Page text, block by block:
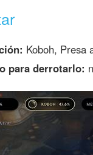
Koboh, Presa
para derrotarlo: